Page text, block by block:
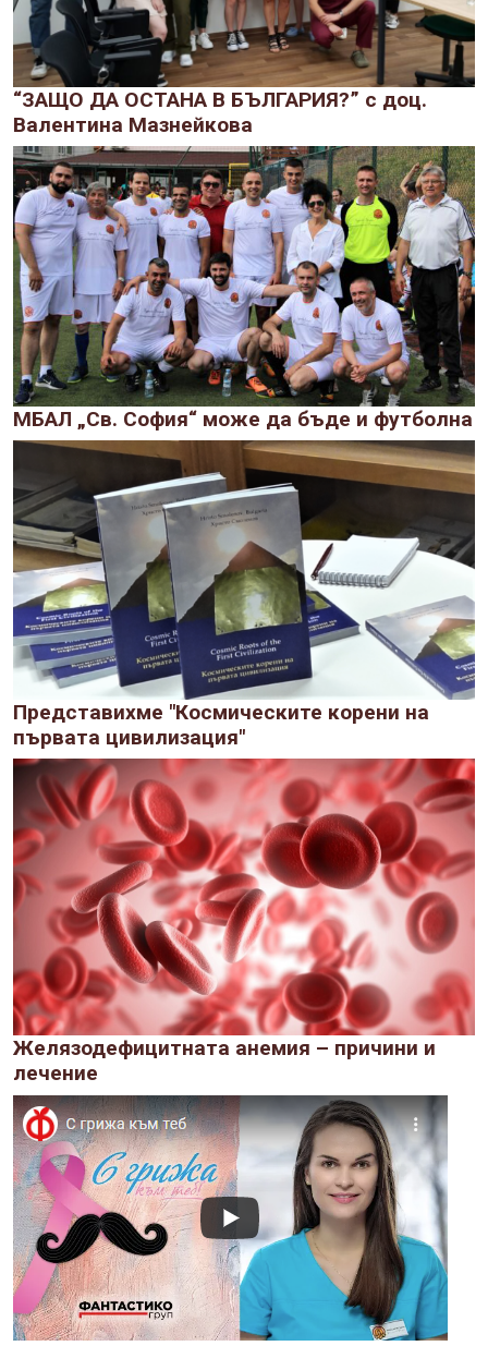
“ЗАЩО ДА ОСТАНА В БЪЛГАРИЯ?” с доц.
Валентина Мазнейкова
МБАЛ „Св. София“ може да бъде и футболна
Представихме "Космическите корени на
първата цивилизация"
Желязодефицитната анемия – причини и
лечение